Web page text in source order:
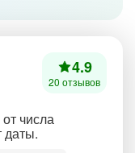
числа
даты.
4.9
20 отзывов